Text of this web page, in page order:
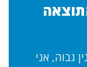
גבוה, אני